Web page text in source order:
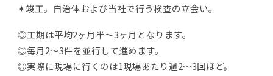
✦竣工。自治体および当社で行う検査の立会い。
◎工期は平均2ヶ月半～3ヶ月となります。
◎毎月2～3件を並行して進めます。
◎実際に現場に行くのは1現場あたり週2～3回ほど。